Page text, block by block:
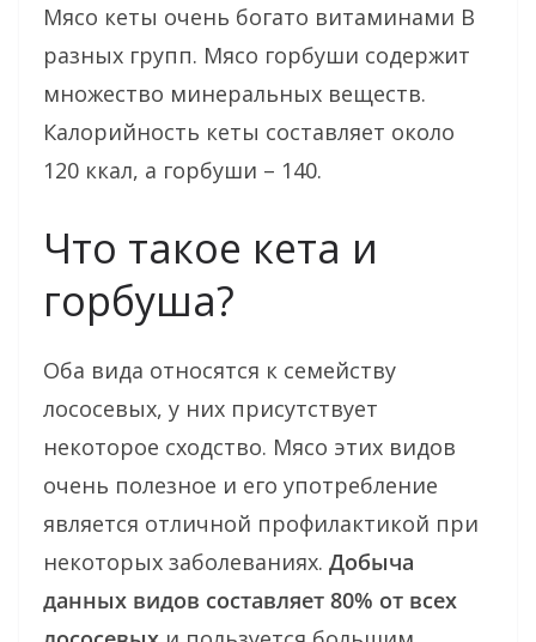
Мясо кеты очень богато витаминами В
разных групп. Мясо горбуши содержит
множество минеральных веществ.
Калорийность кеты составляет около
120 ккал, а горбуши – 140.
Что такое кета и
горбуша?
Оба вида относятся к семейству
лососевых, у них присутствует
некоторое сходство. Мясо этих видов
очень полезное и его употребление
является отличной профилактикой при
некоторых заболеваниях. Добыча
данных видов составляет 80% от всех